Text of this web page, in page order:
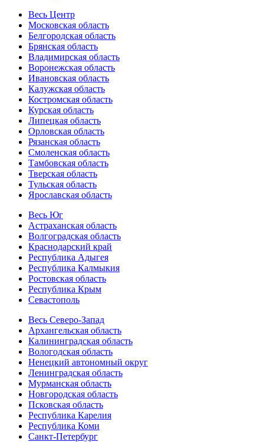
Весь Центр
Московская область
Белгородская область
Брянская область
Владимирская область
Воронежская область
Ивановская область
Калужская область
Костромская область
Курская область
Липецкая область
Орловская область
Рязанская область
Смоленская область
Тамбовская область
Тверская область
Тульская область
Ярославская область
Весь Юг
Астраханская область
Волгоградская область
Краснодарский край
Республика Адыгея
Республика Калмыкия
Ростовская область
Республика Крым
Севастополь
Весь Северо-Запад
Архангельская область
Калининградская область
Вологодская область
Ненецкий автономный округ
Ленинградская область
Мурманская область
Новгородская область
Псковская область
Республика Карелия
Республика Коми
Санкт-Петербург